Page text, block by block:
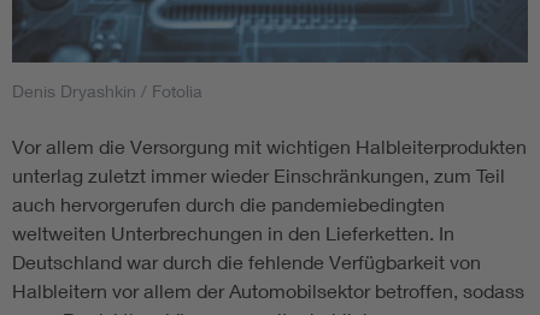
Denis Dryashkin / Fotolia
Vor allem die Versorgung mit wichtigen Halbleiterprodukten
unterlag zuletzt immer wieder Einschränkungen, zum Teil
auch hervorgerufen durch die pandemiebedingten
weltweiten Unterbrechungen in den Lieferketten. In
Deutschland war durch die fehlende Verfügbarkeit von
Halbleitern vor allem der Automobilsektor betroffen, sodass